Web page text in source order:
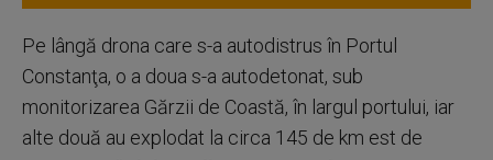
Pe lângă drona care s-a autodistrus în Portul
Constanţa, o a doua s-a autodetonat, sub
monitorizarea Gărzii de Coastă, în largul portului, iar
alte două au explodat la circa 145 de km est de